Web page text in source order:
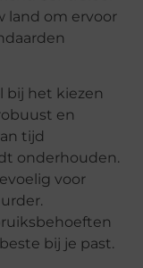
land om ervoor
bij het kiezen
en
tijd
onderhouden.
voor
bij je past.